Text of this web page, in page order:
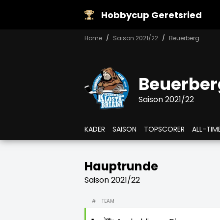
Hobbycup Geretsried
Home Saison 2021/22 Beuerberg
Saison 2021/22
KADER SAISON TOPSCORER ALL-
Hauptrunde
Saison 2021/22
# TEAM